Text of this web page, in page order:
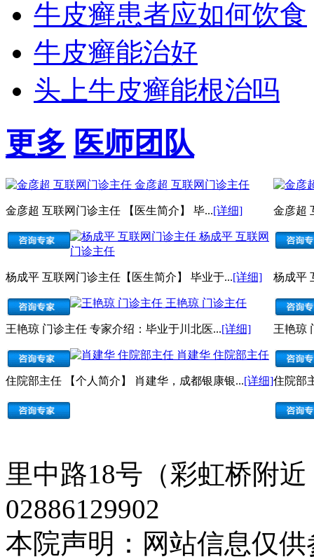
牛皮癣患者应如何饮食
牛皮癣能治好
头上牛皮癣能根治吗
更多 医师团队
金彦超 互联网门诊主任
金彦超 互联网门诊主任 【医生简介】 毕...[详细]
杨成平 互联网
门诊主任
杨成平 互联网门诊主任【医生简介】 毕业于...[详细]
王艳琼 门诊主任
王艳琼 门诊主任 专家介绍：毕业于川北医...[详细]
肖建华 住院部主任
住院部主任 【个人简介】 肖建华，成都银康银...[详细]
金彦超
杨成平
王艳琼
住院部
里中路18号（彩虹桥附
02886129902
本院声明：网站信息仅